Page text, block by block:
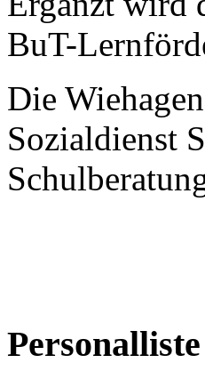
BuT-
Die
Sozialdienst
Personalliste